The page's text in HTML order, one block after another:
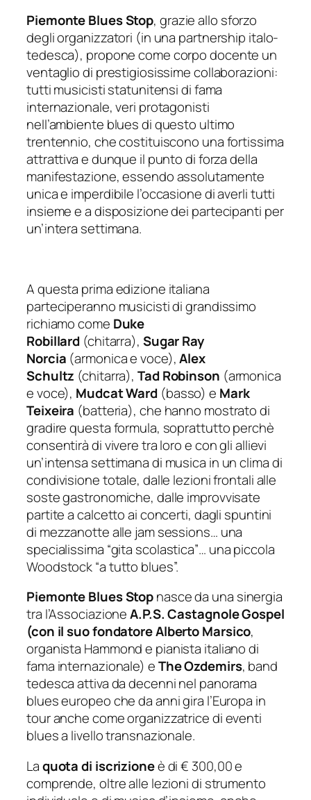
Piemonte Blues Stop, grazie allo sforzo
degli organizzatori (in una partnership italo-
tedesca), propone come corpo docente un
ventaglio di prestigiosissime collaborazioni:
tutti musicisti statunitensi di fama
internazionale, veri protagonisti
nell’ambiente blues di questo ultimo
trentennio, che costituiscono una fortissima
attrattiva e dunque il punto di forza della
manifestazione, essendo assolutamente
unica e imperdibile l’occasione di averli tutti
insieme e a disposizione dei partecipanti per
un’intera settimana.
A questa prima edizione italiana
parteciperanno musicisti di grandissimo
richiamo come Duke
Robillard (chitarra), Sugar Ray
Norcia (armonica e voce),Alex
Schultz (chitarra), Tad Robinson (armonica
e voce), Mudcat Ward (basso) e Mark
Teixeira (batteria), che hanno mostrato di
gradire questa formula, soprattutto perchè
consentirà di vivere tra loro e con gli allievi
un’intensa settimana di musica in un clima di
condivisione totale, dalle lezioni frontali alle
soste gastronomiche, dalle improvvisate
partite a calcetto ai concerti, dagli spuntini
di mezzanotte alle jam sessions… una
specialissima “gita scolastica”… una piccola
Woodstock “a tutto blues”.
Piemonte Blues Stopnasce da una sinergia
tra l’AssociazioneA.P.S. Castagnole Gospel
(con il suo fondatoreAlberto Marsico,
organista Hammond e pianista italiano di
fama internazionale) eThe Ozdemirs, band
tedesca attiva da decenni nel panorama
blues europeo che da anni gira l’Europa in
tour anche come organizzatrice di eventi
blues a livello transnazionale.
Laquota di iscrizioneè di € 300,00 e
comprende, oltre alle lezioni di strumento